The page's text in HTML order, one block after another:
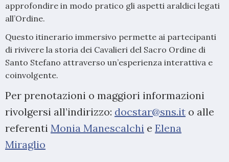
approfondire in modo pratico gli aspetti araldici legati
all’Ordine.
Questo itinerario immersivo permette ai partecipanti
di rivivere la storia dei Cavalieri del Sacro Ordine di
Santo Stefano attraverso un’esperienza interattiva e
coinvolgente.
Per prenotazioni o maggiori informazioni
rivolgersi all’indirizzo: docstar@sns.it o alle
referenti Monia Manescalchi e Elena
Miraglio